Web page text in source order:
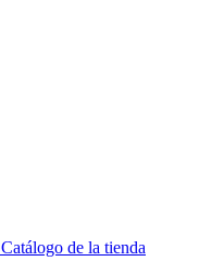
Catálogo de la tienda